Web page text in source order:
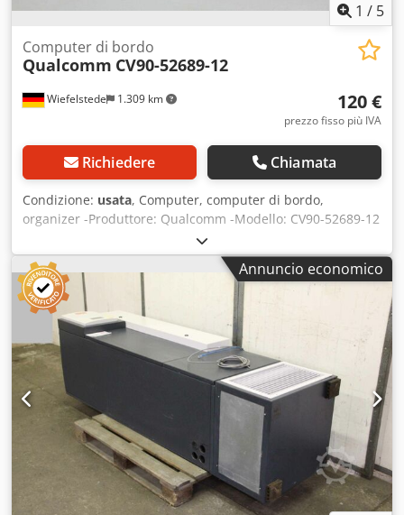
1 / 5
Wiefelstede 1.309 km
Computer di bordo
Qualcomm CV90-52689-12
120 €
prezzo fisso più IVA
Richiedere Chiamata
Condizione: usata, Computer, computer di bordo,
organizer -Produttore: Qualcomm -Modello: CV90-52689-12
-Quantità: 2 organizer disponibili -Prezzo: per unità
Csdpfxod Dh A Rs Agfsrf -Peso: 0,8 kg
Annuncio economico